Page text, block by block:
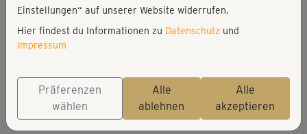
Einstellungen“ auf unserer Website widerrufen.
Hier findest du Informationen zu Datenschutz und
Impressum
Präferenzen
wählen
Alle
ablehnen
Alle
akzeptieren